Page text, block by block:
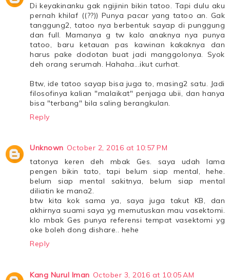
Di keyakinanku gak ngijinin bikin tatoo. Tapi dulu aku
pernah khilaf ((??)) Punya pacar yang tatoo an. Gak
tanggung2, tatoo nya berbentuk sayap di punggung
dan full. Mamanya g tw kalo anaknya nya punya
tatoo, baru ketauan pas kawinan kakaknya dan
harus pake dodotan buat jadi manggolonya. Syok
deh orang serumah. Hahaha...ikut curhat.
Btw, ide tatoo sayap bisa juga to, masing2 satu. Jadi
filosofinya kalian "malaikat" penjaga ubii, dan hanya
bisa "terbang" bila saling berangkulan.
Reply
Unknown October 2, 2016 at 10:57 PM
tatonya keren deh mbak Ges. saya udah lama
pengen bikin tato, tapi belum siap mental, hehe.
belum siap mental sakitnya, belum siap mental
diliatin ke mana2.
btw kita kok sama ya, saya juga takut KB, dan
akhirnya suami saya yg memutuskan mau vasektomi.
klo mbak Ges punya referensi tempat vasektomi yg
oke boleh dong dishare.. hehe
Reply
Kang Nurul Iman October 3, 2016 at 10:05 AM